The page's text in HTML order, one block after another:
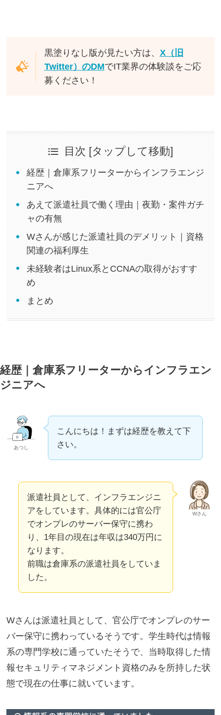
黒塗りなし版が見たい方は、 X（旧
Twitter）のDMでIT業界の体験談をご応
募ください！
目次 [タップして移動]
経歴｜倉庫系フリーターからインフラエンジ
ニアへ
あえて派遣社員で働く理由｜夜勤・案件ガチ
ャの有無
Wさんが感じた派遣社員のデメリット｜資格
関連の福利厚生
未経験者はLinux系とCCNAの取得がおすす
め
まとめ
経歴｜倉庫系フリーターからインフラエン
ジニアへ
あつし
こんにちは！まずは経歴を教えて下
さい。
Wさん
派遣社員として、インフラエンジニ
アをしています。具体的には官公庁
でオンプレのサーバー保守に携わ
り、1年目の現在は年収は340万円に
なります。
前職は倉庫系の派遣社員をしていま
した。
Wさんは派遣社員として、官公庁でオンプレのサー
バー保守に携わっているそうです。学生時代は情報
系の専門学校に通っていたそうで、当時取得した情
報セキュリティマネジメント資格のみを所持した状
態で現在の仕事に就いています。